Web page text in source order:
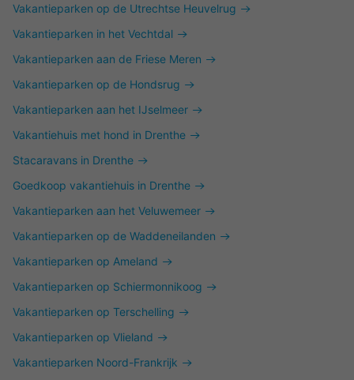
Vakantieparken op de Utrechtse Heuvelrug
Vakantieparken in het Vechtdal
Vakantieparken aan de Friese Meren
Vakantieparken op de Hondsrug
Vakantieparken aan het IJselmeer
Vakantiehuis met hond in Drenthe
Stacaravans in Drenthe
Goedkoop vakantiehuis in Drenthe
Vakantieparken aan het Veluwemeer
Vakantieparken op de Waddeneilanden
Vakantieparken op Ameland
Vakantieparken op Schiermonnikoog
Vakantieparken op Terschelling
Vakantieparken op Vlieland
Vakantieparken Noord-Frankrijk